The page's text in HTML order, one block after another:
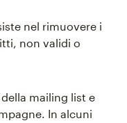
nel rimuovere i
non validi o
mailing list e
In alcuni